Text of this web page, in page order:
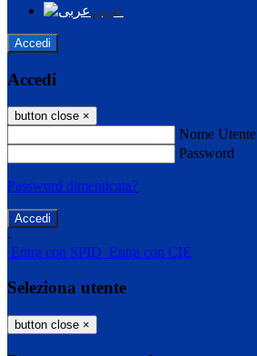
عربى
Accedi
Accedi
button close ×
Nome Utente
Password
Password dimenticata?
-
Entra con SPID Entra con CIE
Seleziona utente
button close ×